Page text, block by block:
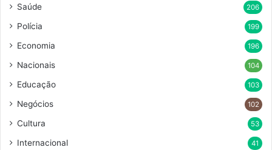
Saúde 206
Polícia 199
Economia 196
Nacionais 104
Educação 103
Negócios 102
Cultura 53
Internacional 41